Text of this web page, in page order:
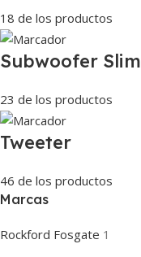
18 de los productos
Subwoofer Slim
23 de los productos
Tweeter
46 de los productos
Marcas
Rockford Fosgate 1